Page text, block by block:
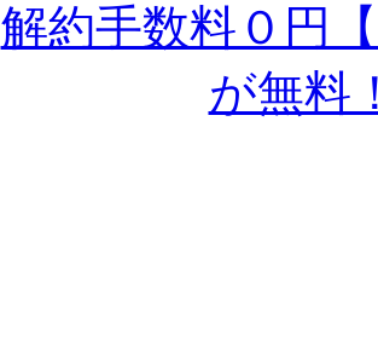
解約手数料０円
が無料